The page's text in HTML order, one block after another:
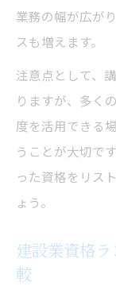
業務の幅が広が
スも増えます。
注意点として、
りますが、多く
度を活用できる
うことが大切で
った資格をリス
ょう。
建設業資格
較